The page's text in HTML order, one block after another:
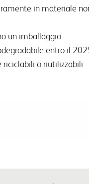
in materiale
un imballaggio
entro il
o riutilizzabili